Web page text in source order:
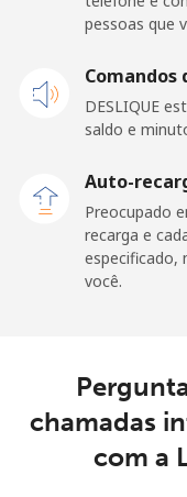
New Caledonia
Telefone
fixo
⁦R$2.22⁩
New Zealand
Celular ⁦R$0.29⁩
Nicaragua
pessoas que
Comandos
DESLIQUE
saldo e
Auto-
Preocupado
recarga e
especificado,
você.
chamadas
com a